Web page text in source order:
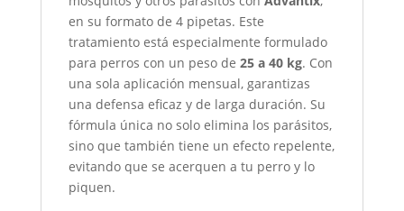
en su formato de 4 pipetas. Este
tratamiento está especialmente formulado
para perros con un peso de 25 a 40 kg. Con
una sola aplicación mensual, garantizas
una defensa eficaz y de larga duración. Su
fórmula única no solo elimina los parásitos,
sino que también tiene un efecto repelente,
evitando que se acerquen a tu perro y lo
piquen.